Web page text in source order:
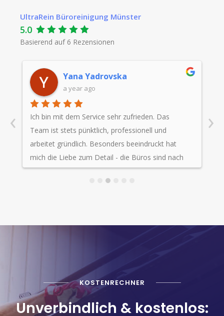
UltraRein Büroreinigung Münster
5.0
Basierend auf 6 Rezensionen
Yana Yadrovska
a year ago
Ich bin mit dem Service sehr zufrieden. Das
Team ist stets pünktlich, professionell und
arbeitet gründlich. Besonders beeindruckt hat
mich die Liebe zum Detail - die Büros sind nach
der Reinigung immer blitzsauber und hygienisch
einwandfrei. Auch bei kurzfristigen
uneingeschränkt weiterempfehlen und freue
‹ ›
KOSTENRECHNER
Unverbindlich & kostenlos: